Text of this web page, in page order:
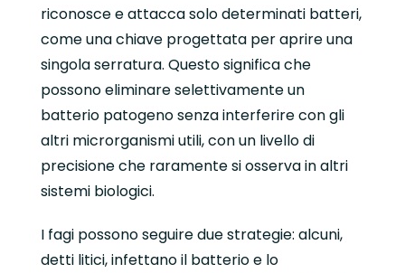
riconosce e attacca solo determinati batteri,
come una chiave progettata per aprire una
singola serratura. Questo significa che
possono eliminare selettivamente un
batterio patogeno senza interferire con gli
altri microrganismi utili, con un livello di
precisione che raramente si osserva in altri
sistemi biologici.
I fagi possono seguire due strategie: alcuni,
detti litici, infettano il batterio e lo